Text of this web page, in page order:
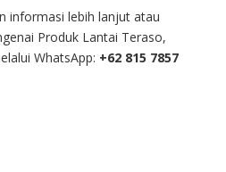
informasi lebih lanjut atau
Produk Lantai Teraso,
WhatsApp: +62 815 7857